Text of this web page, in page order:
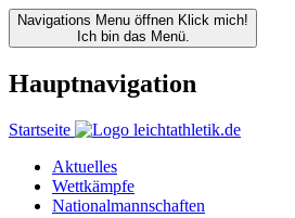
Navigations Menu öffnen Klick mich!
Ich bin das Menü.
Hauptnavigation
Startseite
Aktuelles
Wettkämpfe
Nationalmannschaften